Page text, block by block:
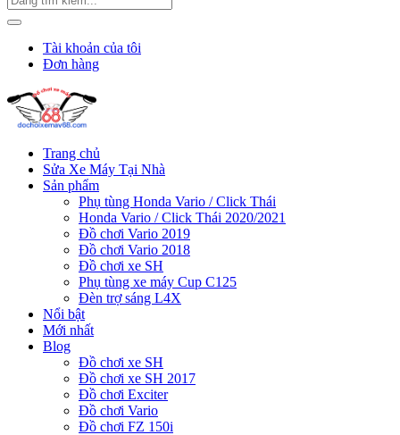
Tài khoản của tôi
Đơn hàng
Trang chủ
Sửa Xe Máy Tại Nhà
Sản phẩm
Phụ tùng Honda Vario / Click Thái
Honda Vario / Click Thái 2020/2021
Đồ chơi Vario 2019
Đồ chơi Vario 2018
Đồ chơi xe SH
Phụ tùng xe máy Cup C125
Đèn trợ sáng L4X
Nổi bật
Mới nhất
Blog
Đồ chơi xe SH
Đồ chơi xe SH 2017
Đồ chơi Exciter
Đồ chơi Vario
Đồ chơi FZ 150i